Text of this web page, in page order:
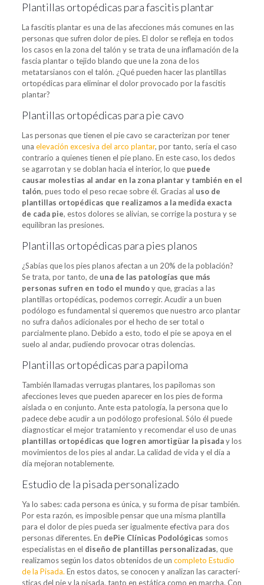
Plantillas ortopédicas para fascitis plantar
La fascitis plantar es una de las afecciones más comunes en las
personas que sufren dolor de pies. El dolor se refleja en todos
los casos en la zona del talón y se trata de una inflamación de la
fascia plantar o tejido blando que une la zona de los
metatarsianos con el talón. ¿Qué pueden hacer las plantillas
ortopédicas para eliminar el dolor provocado por la fascitis
plantar?
Plantillas ortopédicas para pie cavo
Las personas que tienen el pie cavo se caracterizan por tener
una elevación excesiva del arco plantar, por tanto, sería el caso
contrario a quienes tienen el pie plano. En este caso, los dedos
se agarrotan y se doblan hacia el interior, lo que puede
causar molestias al andar en la zona plantar y también en el
talón, pues todo el peso recae sobre él. Gracias al uso de
plantillas ortopédicas que realizamos a la medida exacta
de cada pie, estos dolores se alivian, se corrige la postura y se
equilibran las presiones.
Plantillas ortopédicas para pies planos
¿Sabías que los pies planos afectan a un 20% de la población?
Se trata, por tanto, de una de las patologías que más
personas sufren en todo el mundoy que, gracias a las
plantillas ortopédicas, podemos corregir. Acudir a un buen
podólogo es fundamental si queremos que nuestro arco plantar
no sufra daños adicionales por el hecho de ser total o
parcialmente plano. Debido a esto, todo el pie se apoya en el
suelo al andar, pudiendo provocar otras dolencias.
Plantillas ortopédicas para papiloma
También llamadas verrugas plantares, los papilomas son
afecciones leves que pueden aparecer en los pies de forma
aislada o en conjunto. Ante esta patología, la persona que lo
padece debe acudir a un podólogo profesional. Sólo él puede
diagnosticar el mejor tratamiento y recomendar el uso de unas
plantillas ortopédicas que logren amortigüar la pisaday los
movimientos de los pies al andar. La calidad de vida y el día a
día mejoran notablemente.
Estudio de la pisada personalizado
Ya lo sabes: cada persona es única, y su forma de pisar también.
Por esta razón, es imposible pensar que una misma plantilla
para el dolor de pies pueda ser igualmente efectiva para dos
personas diferentes. En dePie Clínicas Podológicas somos
especialistas en el diseño de plantillas personalizadas, que
realizamos según los datos obtenidos de un completo Estudio
de la Pisada. En estos datos, se conocen y analizan las caracterí­
sticas del pie y la pisada, tanto en estática como en marcha. Con